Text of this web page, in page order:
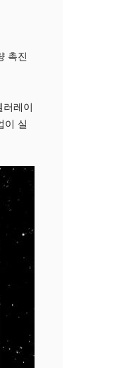
촉진
러레이
이 실